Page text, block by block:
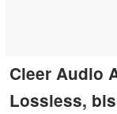
Cleer Audio
Lossless,